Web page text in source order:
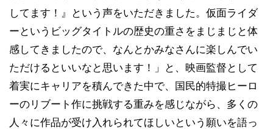
してます！』という声をいただきました。仮面ライダ
ーというビッグタイトルの歴史の重さをまじまじと体
感してきましたので、なんとかみなさんに楽しんでい
ただけるといいなと思います！」と、映画監督として
着実にキャリアを積んできた中で、国民的特撮ヒーロ
ーのリブート作に挑戦する重みを感じながら、多くの
人々に作品が受け入れられてほしいという願いを語っ